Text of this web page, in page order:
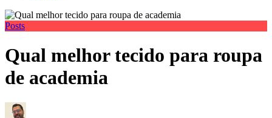
Posts
Qual melhor tecido para roupa
de academia